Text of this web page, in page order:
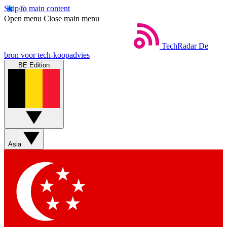
Skip to main content
Open menu Close main menu
TechRadar De
bron voor tech-koopadvies
BE Edition
Asia